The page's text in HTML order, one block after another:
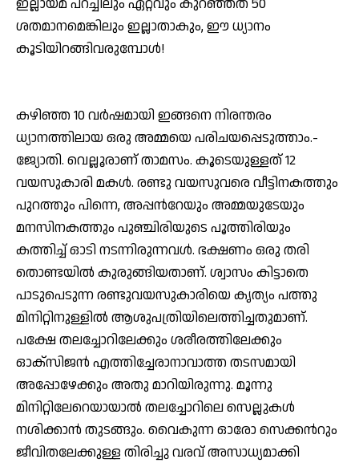
ഇല്ലായ്മ പറച്ചിലും ഏറ്റവും കുറഞ്ഞത് 50
ശതമാനമെങ്കിലും ഇല്ലാതാകും, ഈ ധ്യാനം
കൂടിയിറങ്ങിവരുമ്പോള്‍!
കഴിഞ്ഞ 10 വര്‍ഷമായി ഇങ്ങനെ നിരന്തരം
ധ്യാനത്തിലായ ഒരു അമ്മയെ പരിചയപ്പെടുത്താം.-
ജ്യോതി. വെല്ലൂരാണ് താമസം. കൂടെയുള്ളത് 12
വയസുകാരി മകള്‍. രണ്ടു വയസുവരെ വീട്ടിനകത്തും
പുറത്തും പിന്നെ, അപ്പന്‍റേയും അമ്മയുടേയും
മനസിനകത്തും പുഞ്ചിരിയുടെ പൂത്തിരിയും
കത്തിച്ച് ഓടി നടന്നിരുന്നവള്‍. ഭക്ഷണം ഒരു തരി
തൊണ്ടയില്‍ കുരുങ്ങിയതാണ്. ശ്വാസം കിട്ടാതെ
പാടുപെടുന്ന രണ്ടുവയസുകാരിയെ കൃത്യം പത്തു
മിനിറ്റിനുള്ളില്‍ ആശുപത്രിയിലെത്തിച്ചതുമാണ്.
പക്ഷേ തലച്ചോറിലേക്കും ശരീരത്തിലേക്കും
ഓക്സിജന്‍ എത്തിച്ചേരാനാവാത്ത തടസമായി
അപ്പോഴേക്കും അതു മാറിയിരുന്നു. മൂന്നു
മിനിറ്റിലേറെയായാല്‍ തലച്ചോറിലെ സെല്ലുകള്‍
നശിക്കാന്‍ തുടങ്ങും. വൈകുന്ന ഓരോ സെക്കന്‍റും
ജീവിതലേക്കുള്ള തിരിച്ചു വരവ് അസാധ്യമാക്കി